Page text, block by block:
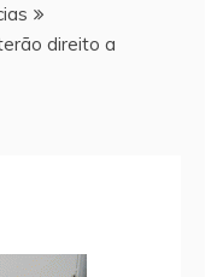
direito a